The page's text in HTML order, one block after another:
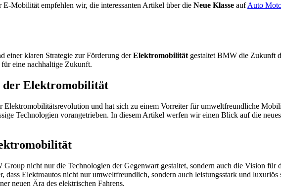
Mobilität empfehlen wir, die interessanten Artikel über die Neue Klasse aufAuto
einer klaren Strategie zur Förderung derElektromobilität gestaltet BMW die Zukunft
eine nachhaltige Zukunft.
Elektromobilität
und hat sich zu einem Vorreiter für umweltfreundliche
Technologien vorangetrieben. In diesem Artikel werfen wir einen Blick auf die
Group nicht nur die Technologien der Gegenwart gestaltet, sondern auch die Vision
dass Elektroautos nicht nur umweltfreundlich, sondern auch leistungsstark und
neuen Ära des elektrischen Fahrens.